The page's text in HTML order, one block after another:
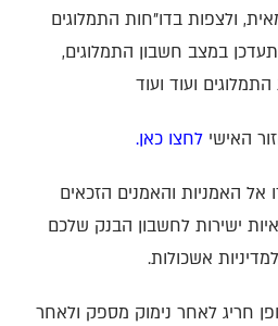
ולצפות בדו"חות התמלוגים
במצב חשבון התמלוגים,
ועוד ועוד
האישי לחצו כאן.
אל האמניות והאמנים הזכאים
ישירות לחשבון הבנק שלכם
אשכולות.
חריג לאחר נימוק מספק ולאחר